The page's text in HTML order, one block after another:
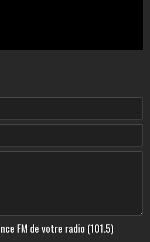
FM de votre radio (101.5)